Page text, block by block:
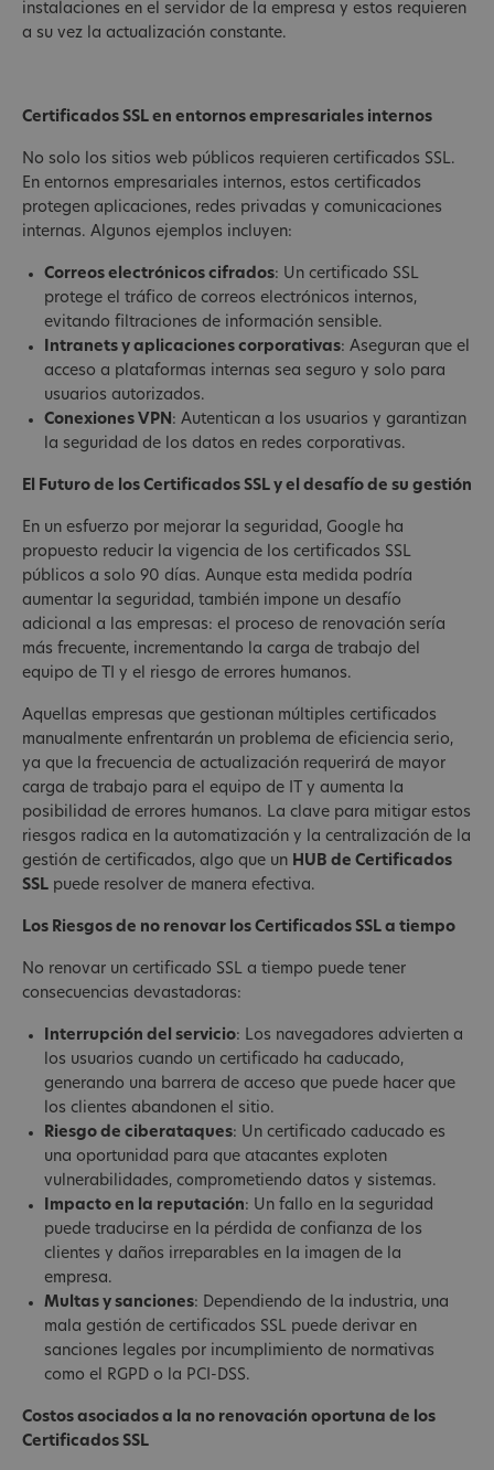
instalaciones en el servidor de la empresa y estos requieren
a su vez la actualización constante.
Certificados SSL en entornos empresariales internos
No solo los sitios web públicos requieren certificados SSL.
En entornos empresariales internos, estos certificados
protegen aplicaciones, redes privadas y comunicaciones
internas. Algunos ejemplos incluyen:
Correos electrónicos cifrados: Un certificado SSL
protege el tráfico de correos electrónicos internos,
evitando filtraciones de información sensible.
Intranets y aplicaciones corporativas: Aseguran que el
acceso a plataformas internas sea seguro y solo para
usuarios autorizados.
Conexiones VPN: Autentican a los usuarios y garantizan
la seguridad de los datos en redes corporativas.
El Futuro de los Certificados SSL y el desafío de su gestión
En un esfuerzo por mejorar la seguridad, Google ha
propuesto reducir la vigencia de los certificados SSL
públicos a solo 90 días. Aunque esta medida podría
aumentar la seguridad, también impone un desafío
adicional a las empresas: el proceso de renovación sería
más frecuente, incrementando la carga de trabajo del
equipo de TI y el riesgo de errores humanos.
Aquellas empresas que gestionan múltiples certificados
manualmente enfrentarán un problema de eficiencia serio,
ya que la frecuencia de actualización requerirá de mayor
carga de trabajo para el equipo de IT y aumenta la
posibilidad de errores humanos. La clave para mitigar estos
riesgos radica en la automatización y la centralización de la
gestión de certificados, algo que un HUB de Certificados
SSL puede resolver de manera efectiva.
Los Riesgos de no renovar los Certificados SSL a tiempo
No renovar un certificado SSL a tiempo puede tener
consecuencias devastadoras:
Interrupción del servicio: Los navegadores advierten a
los usuarios cuando un certificado ha caducado,
generando una barrera de acceso que puede hacer que
los clientes abandonen el sitio.
Riesgo de ciberataques: Un certificado caducado es
una oportunidad para que atacantes exploten
vulnerabilidades, comprometiendo datos y sistemas.
Impacto en la reputación: Un fallo en la seguridad
puede traducirse en la pérdida de confianza de los
clientes y daños irreparables en la imagen de la
empresa.
Multas y sanciones: Dependiendo de la industria, una
mala gestión de certificados SSL puede derivar en
sanciones legales por incumplimiento de normativas
como el RGPD o la PCI-DSS.
Costos asociados a la no renovación oportuna de los
Certificados SSL